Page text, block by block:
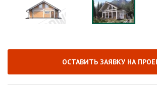
ОСТАВИТЬ ЗАЯВКУ НА